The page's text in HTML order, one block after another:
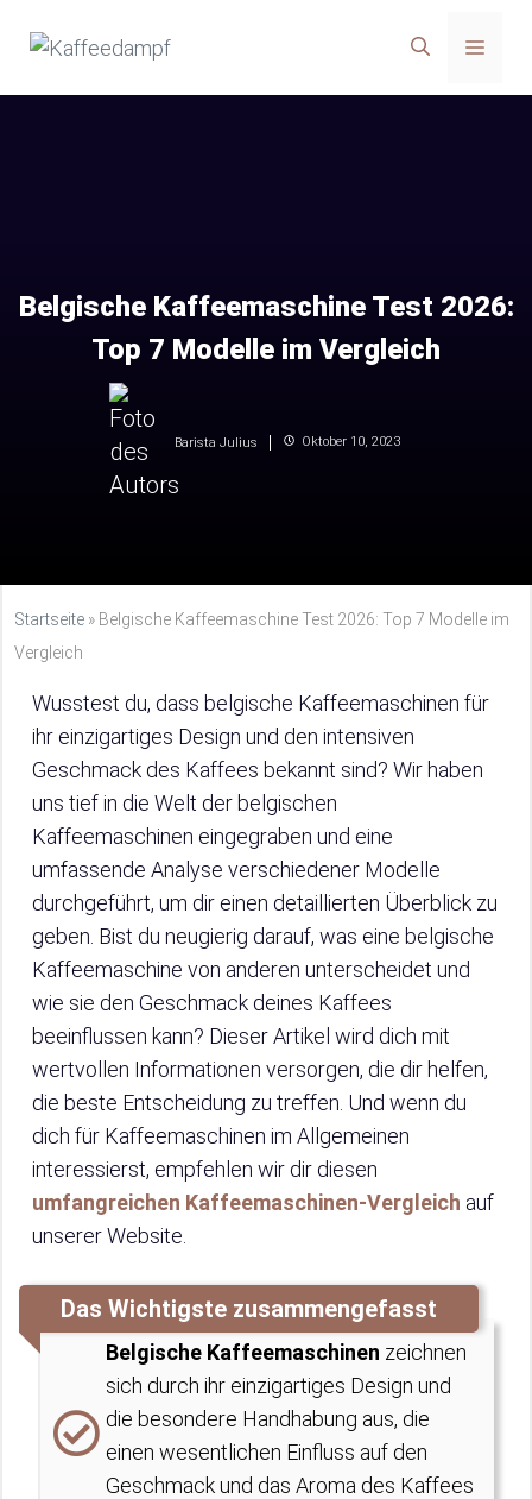
Inhalt
Menü
Belgische Kaffeemaschine Test 2026:
Top 7 Modelle im Vergleich
Barista Julius Oktober 10, 2023
Startseite » Belgische Kaffeemaschine Test 2026: Top 7 Modelle im
Vergleich
Wusstest du, dass belgische Kaffeemaschinen für
ihr einzigartiges Design und den intensiven
Geschmack des Kaffees bekannt sind? Wir haben
uns tief in die Welt der belgischen
Kaffeemaschinen eingegraben und eine
umfassende Analyse verschiedener Modelle
durchgeführt, um dir einen detaillierten Überblick zu
geben. Bist du neugierig darauf, was eine belgische
Kaffeemaschine von anderen unterscheidet und
wie sie den Geschmack deines Kaffees
beeinflussen kann? Dieser Artikel wird dich mit
wertvollen Informationen versorgen, die dir helfen,
die beste Entscheidung zu treffen. Und wenn du
dich für Kaffeemaschinen im Allgemeinen
interessierst, empfehlen wir dir diesen
umfangreichen Kaffeemaschinen-Vergleich auf
unserer Website.
Das Wichtigste zusammengefasst
Belgische Kaffeemaschinen zeichnen
sich durch ihr einzigartiges Design und
die besondere Handhabung aus, die
einen wesentlichen Einfluss auf den
Geschmack und das Aroma des Kaffees